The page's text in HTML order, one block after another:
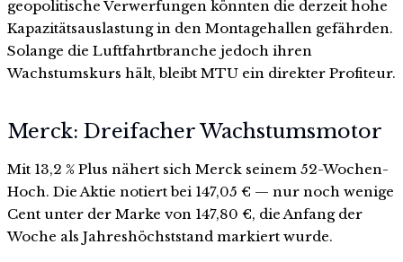
geopolitische Verwerfungen könnten die derzeit hohe
Kapazitätsauslastung in den Montagehallen gefährden.
Solange die Luftfahrtbranche jedoch ihren
Wachstumskurs hält, bleibt MTU ein direkter Profiteur.
Merck: Dreifacher Wachstumsmotor
Mit 13,2 % Plus nähert sich Merck seinem 52-Wochen-
Hoch. Die Aktie notiert bei 147,05 € — nur noch wenige
Cent unter der Marke von 147,80 €, die Anfang der
Woche als Jahreshöchststand markiert wurde.